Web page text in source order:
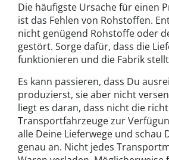
Die häufigste Ursache für einen
ist das Fehlen von Rohstoffen.
nicht genügend Rohstoffe oder
gestört. Sorge dafür, dass die
funktionieren und die Fabrik
Es kann passieren, dass Du
produzierst, sie aber nicht
liegt es daran, dass nicht die
Transportfahrzeuge zur
alle Deine Lieferwege und schau
genau an. Nicht jedes